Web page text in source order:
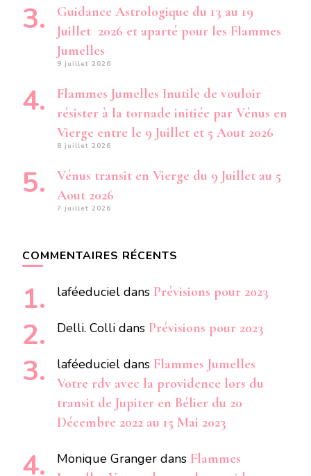
Guidance Astrologique du 13 au 19
Juillet 2026 et aparté pour les Flammes
Jumelles
9 juillet 2026
Flammes Jumelles Inutile de vouloir
résister à la tornade initiée par Vénus en
Vierge entre le 9 Juillet et 5 Aout 2026
8 juillet 2026
Vénus transit en Vierge du 9 Juillet au 5
Aout 2026
7 juillet 2026
COMMENTAIRES RÉCENTS
laféeduciel dans Prévisions pour 2023
Delli. Colli dans Prévisions pour 2023
laféeduciel dans Flammes Jumelles
Votre rdv avec la providence lors du
transit de Jupiter en Bélier du 20
Décembre 2022 au 15 Mai 2023
Monique Granger dans Flammes